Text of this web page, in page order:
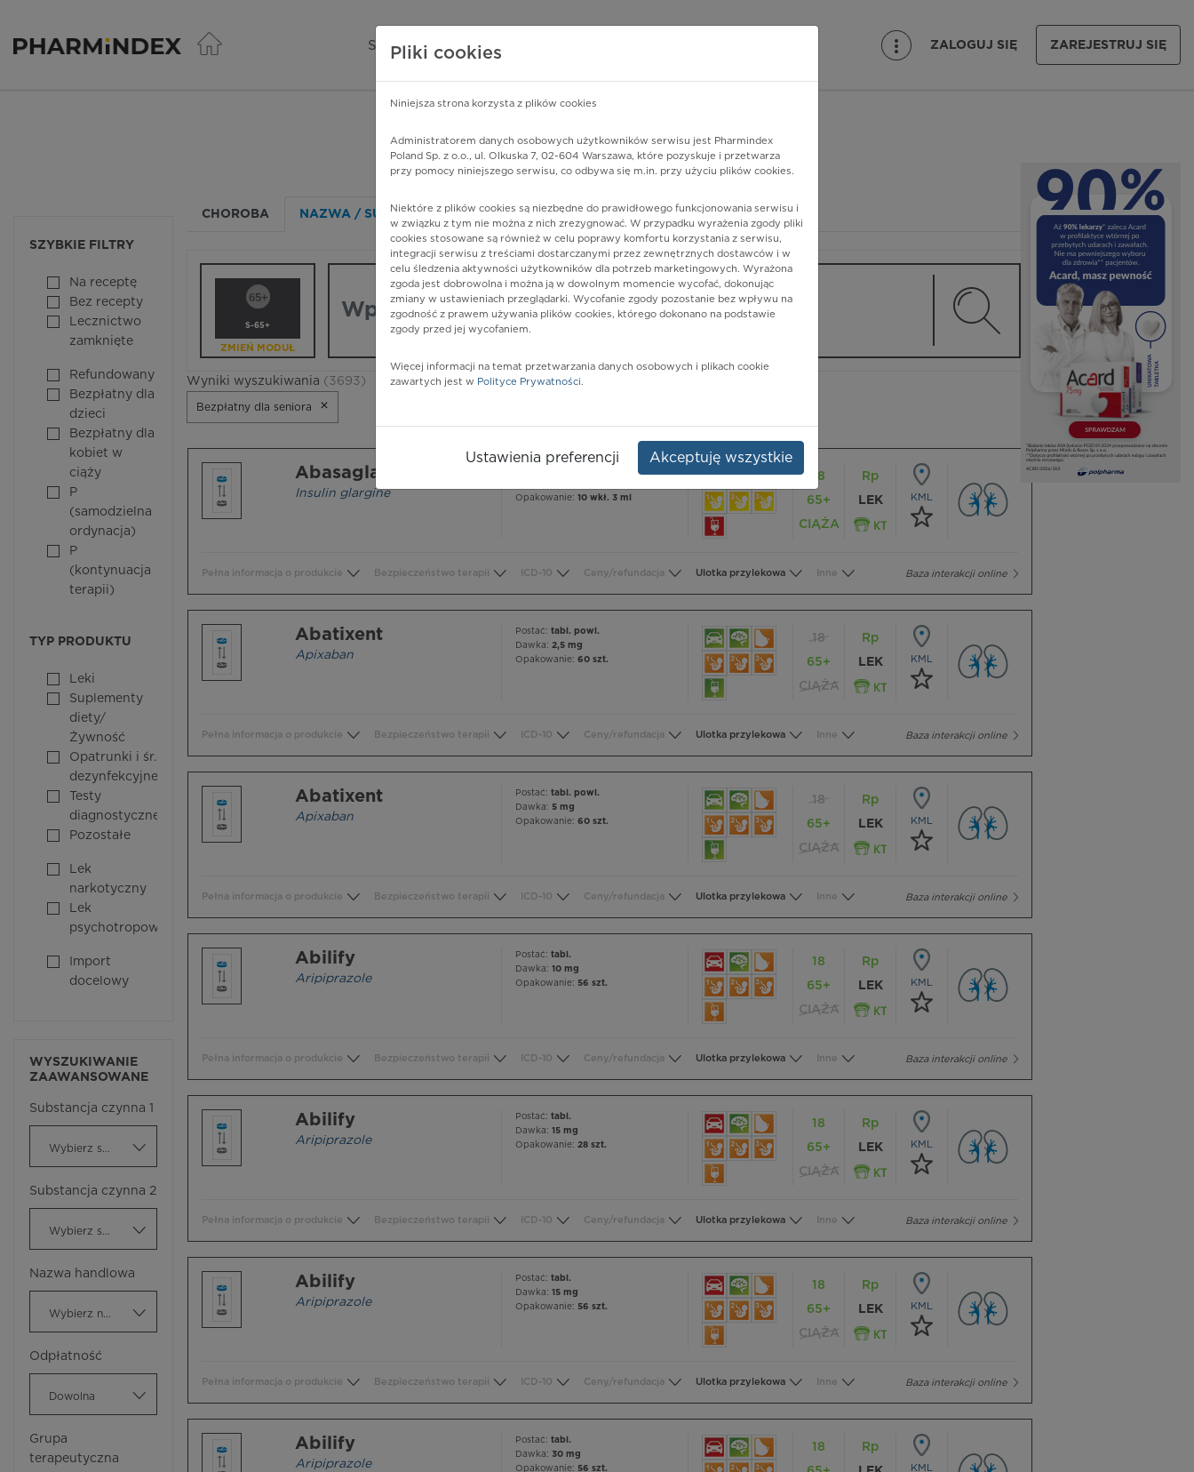
Pharmindex - lider wiedzy o lekach
SERWISY PHARMINDEX ZALOGUJ SIĘ ZAREJESTRUJ SIĘ
SZYBKIE FILTRY
Na receptę
Bez recepty
Lecznictwo
zamknięte
Refundowany
Bezpłatny dla
dzieci
Bezpłatny dla
kobiet w
ciąży
P
(samodzielna
ordynacja)
P
(kontynuacja
terapii)
TYP PRODUKTU
Leki
Suplementy
diety/
Żywność
Opatrunki i śr.
dezynfekcyjne
Testy
diagnostyczne
Pozostałe
Lek
narkotyczny
Lek
psychotropowy
Import
docelowy
WYSZUKIWANIE
ZAAWANSOWANE
Substancja czynna 1
Substancja czynna 2
Nazwa handlowa
Odpłatność
Dowolna
Grupa
terapeutyczna
Pharmindex
lider wiedzy o lekach
CHOROBA NAZWA / SUBST.
S-65+
ZMIEŃ MODUŁ
Wyniki wyszukiwania (3693)
Bezpłatny dla seniora ×
Abasaglar
Insulin glargine
Opakowanie: 10 wkł. 3 ml
18
65+
CIĄŻA
Rp
LEK
KML
Baza interakcji online
Pełna informacja o produkcie Bezpieczeństwo terapii ICD-10 Ceny/refundacja Ulotka przylekowa Inne
Abatixent
Apixaban
Postać: tabl. powl.
Dawka: 2,5 mg
Opakowanie: 60 szt.
18
65+
CIĄŻA
Rp
LEK
KML
Baza interakcji online
Pełna informacja o produkcie Bezpieczeństwo terapii ICD-10 Ceny/refundacja Ulotka przylekowa Inne
Abatixent
Apixaban
Postać: tabl. powl.
Dawka: 5 mg
Opakowanie: 60 szt.
18
65+
CIĄŻA
Rp
LEK
KML
Baza interakcji online
Pełna informacja o produkcie Bezpieczeństwo terapii ICD-10 Ceny/refundacja Ulotka przylekowa Inne
Abilify
Aripiprazole
Postać: tabl.
Dawka: 10 mg
Opakowanie: 56 szt.
18
65+
CIĄŻA
Rp
LEK
KML
Baza interakcji online
Pełna informacja o produkcie Bezpieczeństwo terapii ICD-10 Ceny/refundacja Ulotka przylekowa Inne
Abilify
Aripiprazole
Postać: tabl.
Dawka: 15 mg
Opakowanie: 28 szt.
18
65+
CIĄŻA
Rp
LEK
KML
Baza interakcji online
Pełna informacja o produkcie Bezpieczeństwo terapii ICD-10 Ceny/refundacja Ulotka przylekowa Inne
Abilify
Aripiprazole
Postać: tabl.
Dawka: 15 mg
Opakowanie: 56 szt.
18
65+
CIĄŻA
Rp
LEK
KML
Baza interakcji online
Pełna informacja o produkcie Bezpieczeństwo terapii ICD-10 Ceny/refundacja Ulotka przylekowa Inne
Abilify
Aripiprazole
Postać: tabl.
Dawka: 30 mg
Opakowanie: 56 szt.
18
Rp
KML
Pliki cookies
Niniejsza strona korzysta z plików cookies
Administratorem danych osobowych użytkowników serwisu jest Pharmindex
Poland Sp. z o.o., ul. Olkuska 7, 02-604 Warszawa, które pozyskuje i przetwarza
przy pomocy niniejszego serwisu, co odbywa się m.in. przy użyciu plików cookies.
Niektóre z plików cookies są niezbędne do prawidłowego funkcjonowania serwisu i
w związku z tym nie można z nich zrezygnować. W przypadku wyrażenia zgody pliki
cookies stosowane są również w celu poprawy komfortu korzystania z serwisu,
integracji serwisu z treściami dostarczanymi przez zewnętrznych dostawców i w
celu śledzenia aktywności użytkowników dla potrzeb marketingowych. Wyrażona
zgoda jest dobrowolna i można ją w dowolnym momencie wycofać, dokonując
zmiany w ustawieniach przeglądarki. Wycofanie zgody pozostanie bez wpływu na
zgodność z prawem używania plików cookies, którego dokonano na podstawie
zgody przed jej wycofaniem.
Więcej informacji na temat przetwarzania danych osobowych i plikach cookie
zawartych jest w Polityce Prywatności.
Ustawienia preferencji Akceptuję wszystkie